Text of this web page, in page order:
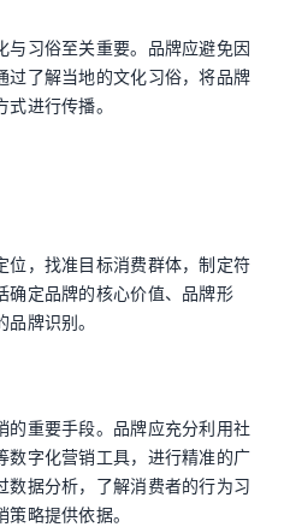
与习俗至关重要。品牌应避免因
过了解当地的文化习俗，将品牌
进行传播。
位，找准目标消费群体，制定符
确定品牌的核心价值、品牌形
牌识别。
的重要手段。品牌应充分利用社
数字化营销工具，进行精准的广
数据分析，了解消费者的行为习
略提供依据。